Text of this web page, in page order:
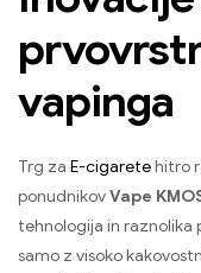
vapinga
Trg za E-cigaretehitro
ponudnikovVape
tehnologija in raznolika
samo z visoko